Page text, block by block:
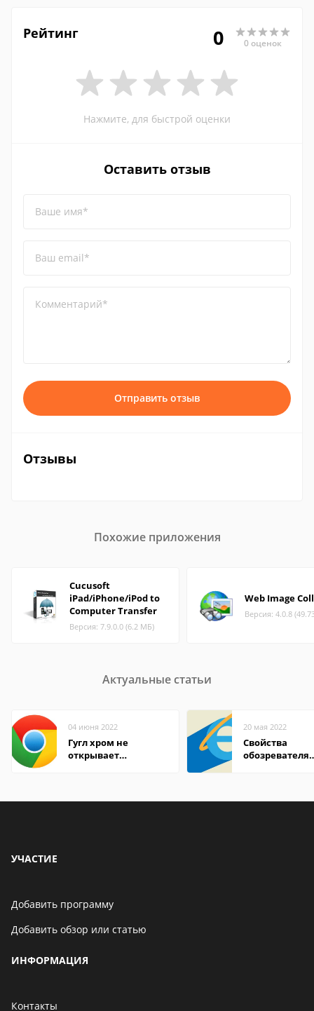
Рейтинг 0 0 оценок
Нажмите, для быстрой оценки
Оставить отзыв
Ваше имя*
Ваш email*
Комментарий*
Отправить отзыв
Отзывы
Похожие приложения
Cucusoft
iPad/iPhone/iPod to
Computer Transfer
Версия: 7.9.0.0 (6.2 МБ)
Web Image
Версия: 4.0.8
Актуальные статьи
04 июня 2022
Гугл хром не
открывает
20 мая 2022
Свойства
обозревателя
УЧАСТИЕ
Добавить программу
Добавить обзор или статью
ИНФОРМАЦИЯ
Контакты